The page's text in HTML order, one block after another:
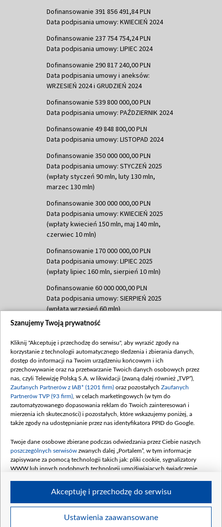
Dofinansowanie 391 856 491,84 PLN
Data podpisania umowy: KWIECIEŃ 2024
Dofinansowanie 237 754 754,24 PLN
Data podpisania umowy: LIPIEC 2024
Dofinansowanie 290 817 240,00 PLN
Data podpisania umowy i aneksów:
WRZESIEŃ 2024 i GRUDZIEŃ 2024
Dofinansowanie 539 800 000,00 PLN
Data podpisania umowy: PAŹDZIERNIK 2024
Dofinansowanie 49 848 800,00 PLN
Data podpisania umowy: LISTOPAD 2024
Dofinansowanie 350 000 000,00 PLN
Data podpisania umowy: STYCZEŃ 2025
(wpłaty styczeń 90 mln, luty 130 mln,
marzec 130 mln)
Dofinansowanie 300 000 000,00 PLN
Data podpisania umowy: KWIECIEŃ 2025
(wpłaty kwiecień 150 mln, maj 140 mln,
czerwiec 10 mln)
Dofinansowanie 170 000 000,00 PLN
Data podpisania umowy: LIPIEC 2025
(wpłaty lipiec 160 mln, sierpień 10 mln)
Dofinansowanie 60 000 000,00 PLN
Data podpisania umowy: SIERPIEŃ 2025
(wpłata wrzesień 60 mln)
Dofinansowanie 635 783 051,21 PLN
(wpłata wrzesień 100 mln, październik 350
mln, listopad 265 mln)
Dofinansowanie 48 862 000,00 PLN
Data podpisania umowy: GRUDZIEŃ 2025
(wpłata grudzień 60,548 mln)
Dofinansowanie 900 000 000,00 PLN
Data podpisania umowy: LUTY 2026 (wpłata
kwiecień 180 mln, 7 maja 180 mln, 8
czerwca 90 mln)
Dofinansowanie 250 000 000,00 PLN
4 sierpnia 250 mln
Szanujemy Twoją prywatność
Kliknij "Akceptuję i przechodzę do serwisu", aby wyrazić zgody na
korzystanie z technologii automatycznego śledzenia i zbierania danych,
dostęp do informacji na Twoim urządzeniu końcowym i ich
przechowywanie oraz na przetwarzanie Twoich danych osobowych przez
nas, czyli Telewizję Polską S.A. w likwidacji (zwaną dalej również „TVP”),
Zaufanych Partnerów z IAB* (1201 firm) oraz pozostałych Zaufanych
Partnerów TVP (93 firm) , w celach marketingowych (w tym do
zautomatyzowanego dopasowania reklam do Twoich zainteresowań i
mierzenia ich skuteczności) i pozostałych, które wskazujemy poniżej, a
także zgody na udostępnianie przez nas identyfikatora PPID do Google.
Twoje dane osobowe zbierane podczas odwiedzania przez Ciebie naszych
poszczególnych serwisów zwanych dalej „Portalem”, w tym informacje
zapisywane za pomocą technologii takich jak: pliki cookie, sygnalizatory
WWW lub innych podobnych technologii umożliwiających świadczenie
Twoje dane osobowe zbierane podczas odwiedzania przez Ciebie
Ustawienia zaawansowane
Akceptuję i przechodzę do serwisu